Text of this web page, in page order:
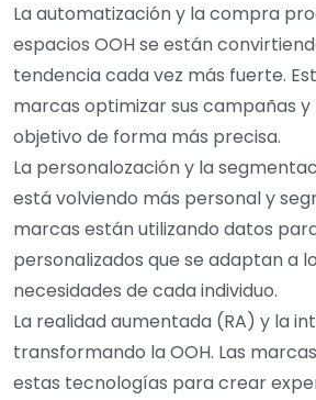
La automatización y la compra
espacios OOH se están
tendencia cada vez más fuerte.
marcas optimizar sus campañas y
objetivo de forma más precisa.
La personalozación y la
está volviendo más personal y
marcas están utilizando datos
personalizados que se adaptan a
necesidades de cada individuo.
La realidad aumentada (RA) y la
transformando la OOH. Las
estas tecnologías para crear